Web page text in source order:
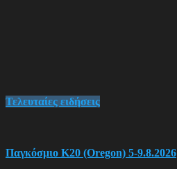
Τελευταίες ειδήσεις
Παγκόσμιο Κ20 (Oregon) 5-9.8.2026